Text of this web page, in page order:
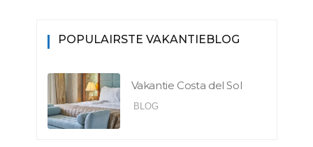
POPULAIRSTE VAKANTIEBLOG
Vakantie Costa del Sol
BLOG